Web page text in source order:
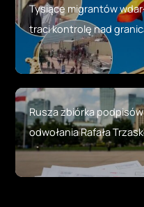
Tysiące migrantów
traci kontrolę nad
Rusza zbiórka
odwołania Rafała